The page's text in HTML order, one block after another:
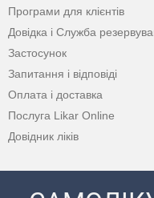
Програми для клієнтів
Довідка і Служба
Застосунок
Запитання і відповіді
Оплата і доставка
Послуга Likar Online
Довідник ліків